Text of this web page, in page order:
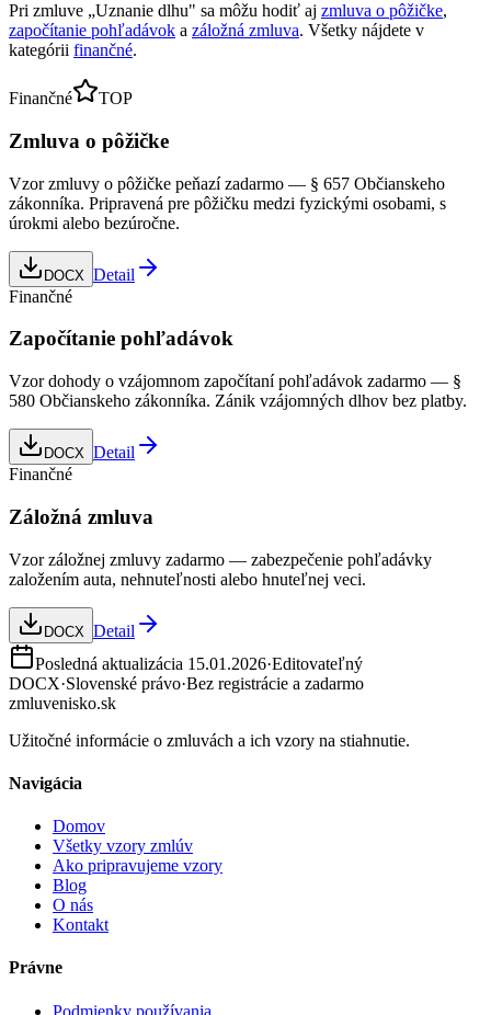
Pri zmluve „Uznanie dlhu" sa môžu hodiť aj zmluva o pôžičke,
započítanie pohľadávok a záložná zmluva. Všetky nájdete v
kategórii finančné.
Finančné TOP
Zmluva o pôžičke
Vzor zmluvy o pôžičke peňazí zadarmo — § 657 Občianskeho
zákonníka. Pripravená pre pôžičku medzi fyzickými osobami, s
úrokmi alebo bezúročne.
DOCX Detail
Finančné
Započítanie pohľadávok
Vzor dohody o vzájomnom započítaní pohľadávok zadarmo — §
580 Občianskeho zákonníka. Zánik vzájomných dlhov bez platby.
DOCX Detail
Finančné
Záložná zmluva
Vzor záložnej zmluvy zadarmo — zabezpečenie pohľadávky
založením auta, nehnuteľnosti alebo hnuteľnej veci.
DOCX Detail
Posledná aktualizácia 15.01.2026·Editovateľný
DOCX·Slovenské právo·Bez registrácie a zadarmo
zmluvenisko.sk
Užitočné informácie o zmluvách a ich vzory na stiahnutie.
Navigácia
Domov
Všetky vzory zmlúv
Ako pripravujeme vzory
Blog
O nás
Kontakt
Právne
Podmienky používania